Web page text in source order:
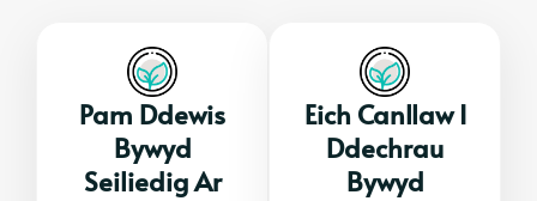
Pam Ddewis
Bywyd
Seiliedig Ar
Eich Canllaw I
Ddechrau
Bywyd